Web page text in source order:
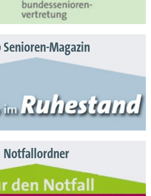
Senioren-Magazin
Notfallordner